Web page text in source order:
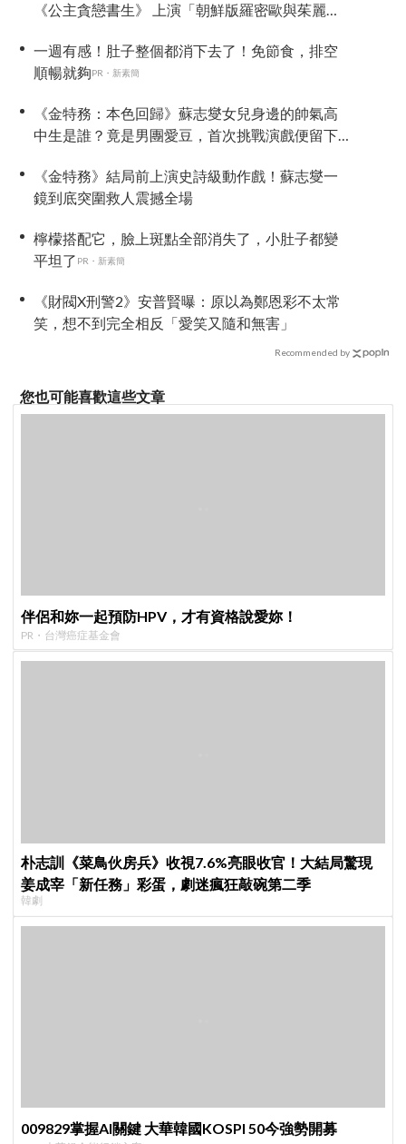
《公主貪戀書生》 上演「朝鮮版羅密歐與茱麗
一週有感！肚子整個都消下去了！免節食，排空
順暢就夠PR・新素簡
《金特務：本色回歸》蘇志燮女兒身邊的帥氣高
中生是誰？竟是男團愛豆，首次挑戰演戲便留下
《金特務》結局前上演史詩級動作戲！蘇志燮一
鏡到底突圍救人震撼全場
檸檬搭配它，臉上斑點全部消失了，小肚子都變
平坦了 PR・新素簡
《財閥X刑警2》安普賢曝：原以為鄭恩彩不太常
笑，想不到完全相反「愛笑又隨和無害」
Recommended by
您也可能喜歡這些文章
伴侶和妳一起預防HPV，才有資格說愛妳！
PR・台灣癌症基金會
朴志訓《菜鳥伙房兵》收視7.6%亮眼收官！大結局驚現
姜成宰「新任務」彩蛋，劇迷瘋狂敲碗第二季
韓劇
009829掌握AI關鍵 大華韓國KOSPI 50今強勢開募